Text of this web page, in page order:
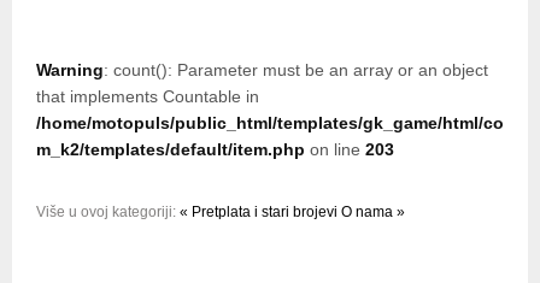
Warning: count(): Parameter must be an array or an object
that implements Countable in
/home/motopuls/public_html/templates/gk_game/html/co
m_k2/templates/default/item.php on line 203
Više u ovoj kategoriji: « Pretplata i stari brojevi O nama »